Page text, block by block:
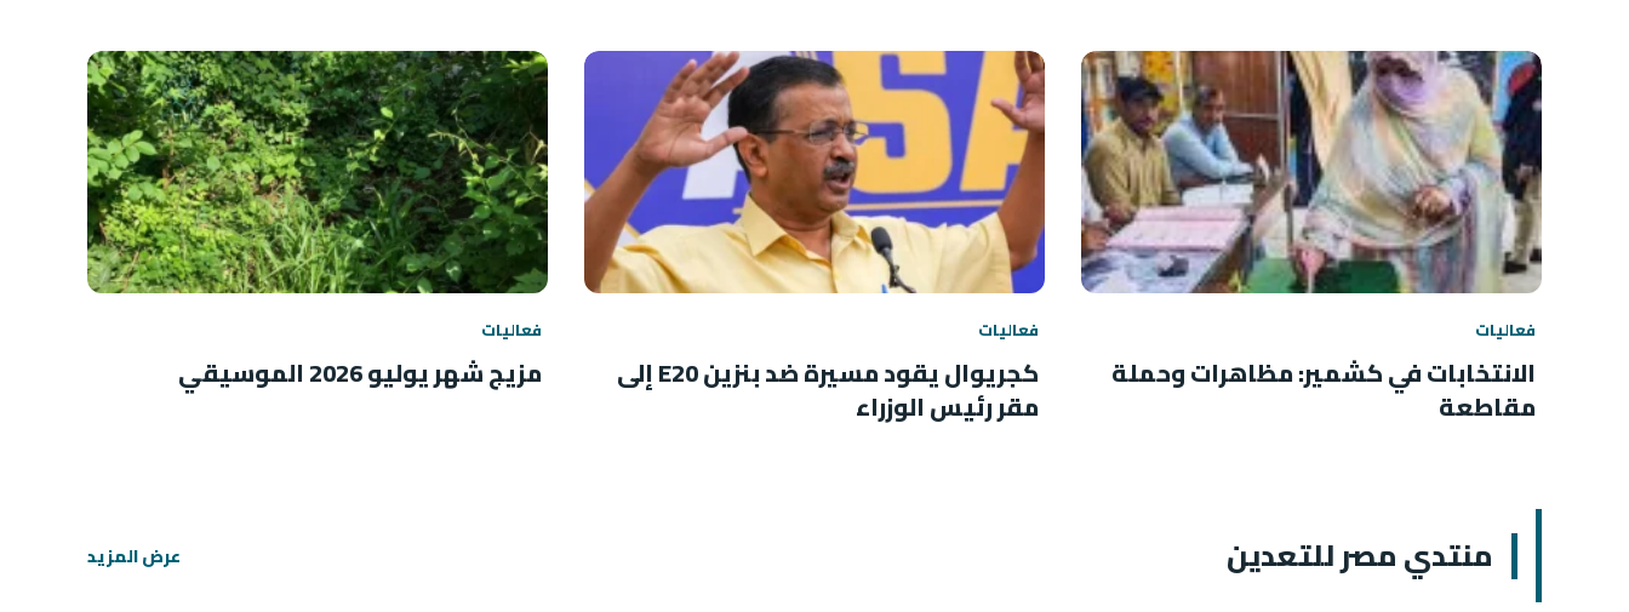
فعاليات
الانتخابات في كشمير: مظاهرات وحملة
مقاطعة
فعاليات
كجريوال يقود مسيرة ضد بنزين E20 إلى
مقر رئيس الوزراء
فعاليات
مزيج شهر يوليو 2026 الموسيقي
منتدي مصر للتعدين عرض المزيد